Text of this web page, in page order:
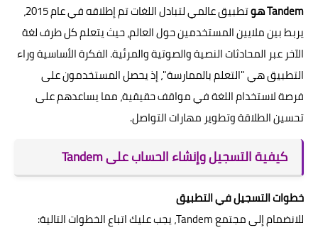
Tandem هو
تطبيق عالمي لتبادل اللغات تم إطلاقه في عام 2015،
يربط بين ملايين المستخدمين حول العالم، حيث يتعلم كل طرف لغة
الآخر عبر المحادثات النصية والصوتية والمرئية. الفكرة الأساسية وراء
التطبيق هي "التعلم بالممارسة"، إذ يحصل المستخدمون على
فرصة لاستخدام اللغة في مواقف حقيقية، مما يساعدهم على
تحسين الطلاقة وتطوير مهارات التواصل.
كيفية التسجيل وإنشاء الحساب على Tandem
خطوات التسجيل في التطبيق
للانضمام إلى مجتمع Tandem، يجب عليك اتباع الخطوات التالية: